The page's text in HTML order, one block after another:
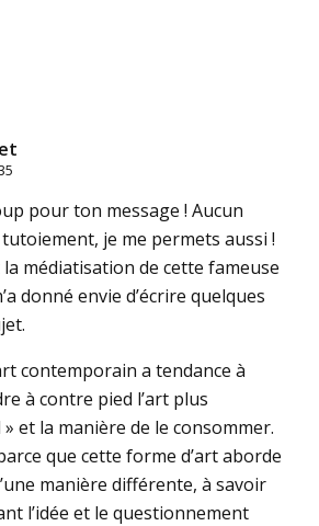
pour ton message ! Aucun
je me permets aussi !
la médiatisation de cette fameuse
donné envie d’écrire quelques
contemporain a tendance à
à contre pied l’art plus
et la manière de le consommer.
que cette forme d’art aborde
manière différente, à savoir
l’idée et le questionnement